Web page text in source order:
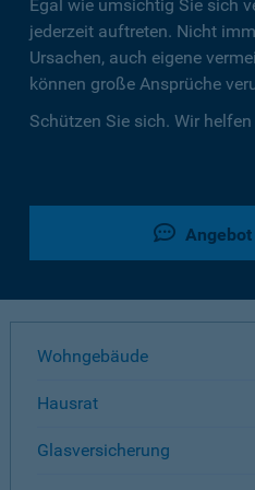
Egal wie umsichtig Sie sich
jederzeit auftreten. Nicht
Ursachen, auch eigene
können große Ansprüche
Schützen Sie sich. Wir
Wohngebäude
Hausrat
Glasversicherung